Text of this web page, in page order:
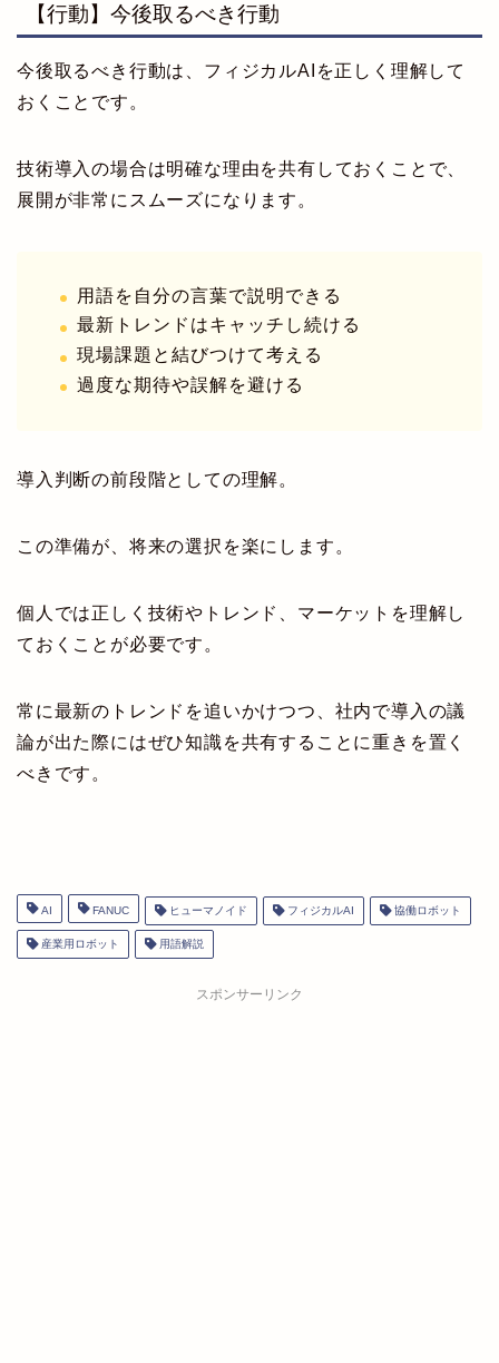
【行動】今後取るべき行動
今後取るべき行動は、フィジカルAIを正しく理解して
おくことです。
技術導入の場合は明確な理由を共有しておくことで、
展開が非常にスムーズになります。
用語を自分の言葉で説明できる
最新トレンドはキャッチし続ける
現場課題と結びつけて考える
過度な期待や誤解を避ける
導入判断の前段階としての理解。
この準備が、将来の選択を楽にします。
個人では正しく技術やトレンド、マーケットを理解し
ておくことが必要です。
常に最新のトレンドを追いかけつつ、社内で導入の議
論が出た際にはぜひ知識を共有することに重きを置く
べきです。
AI FANUC ヒューマノイド フィジカルAI 協働ロボット
産業用ロボット 用語解説
スポンサーリンク